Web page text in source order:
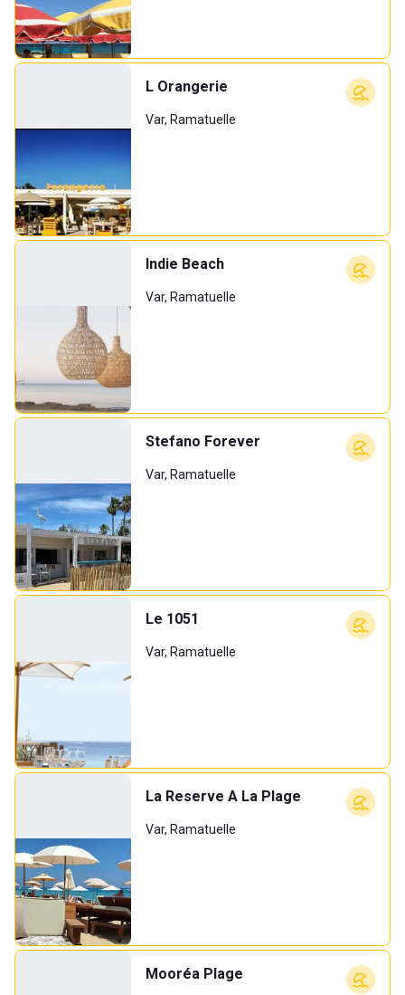
L Orangerie
Var, Ramatuelle
Indie Beach
Var, Ramatuelle
Stefano Forever
Var, Ramatuelle
Le 1051
Var, Ramatuelle
La Reserve A La Plage
Var, Ramatuelle
Mooréa Plage